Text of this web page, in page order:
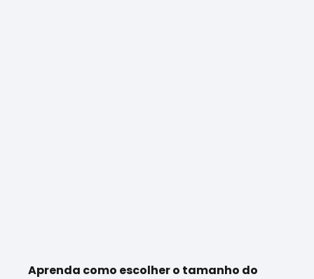
Aprenda como escolher o tamanho do